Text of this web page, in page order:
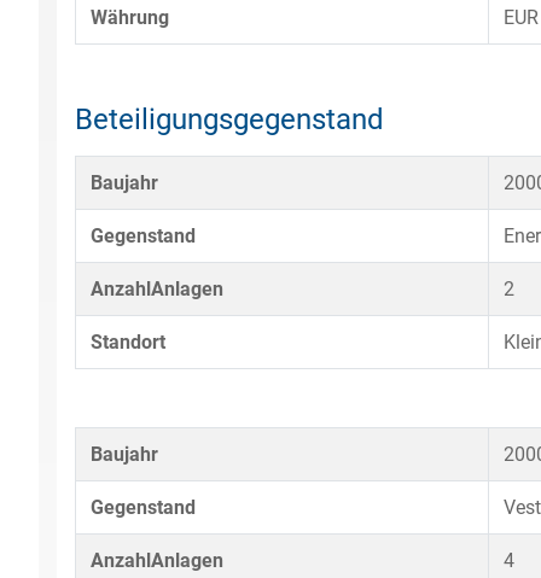
Währung EUR
Beteiligungsgegenstand
Baujahr
Gegenstand
AnzahlAnlagen 2
Standort
Baujahr
Gegenstand
AnzahlAnlagen 4